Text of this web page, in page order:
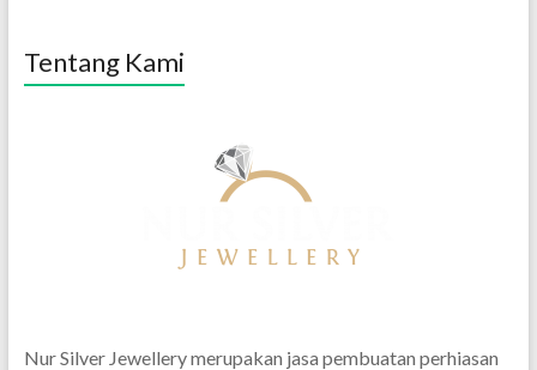
Tentang Kami
Nur Silver Jewellery merupakan jasa pembuatan perhiasan